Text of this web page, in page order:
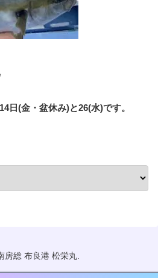
日(金・盆休み)と26(水)です。
房総 布良港 松栄丸.